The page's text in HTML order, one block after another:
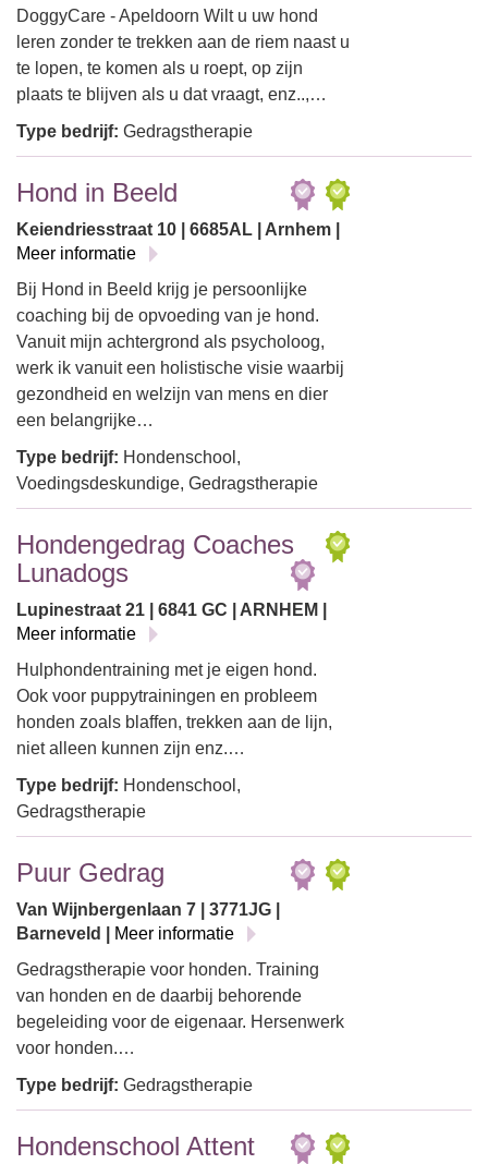
DoggyCare - Apeldoorn Wilt u uw hond
leren zonder te trekken aan de riem naast u
te lopen, te komen als u roept, op zijn
plaats te blijven als u dat vraagt, enz..,…
Type bedrijf: Gedragstherapie
Hond in Beeld
Keiendriesstraat 10 | 6685AL | Arnhem |
Meer informatie
Bij Hond in Beeld krijg je persoonlijke
coaching bij de opvoeding van je hond.
Vanuit mijn achtergrond als psycholoog,
werk ik vanuit een holistische visie waarbij
gezondheid en welzijn van mens en dier
een belangrijke…
Type bedrijf: Hondenschool,
Voedingsdeskundige, Gedragstherapie
Hondengedrag Coaches
Lunadogs
Lupinestraat 21 | 6841 GC | ARNHEM |
Meer informatie
Hulphondentraining met je eigen hond.
Ook voor puppytrainingen en probleem
honden zoals blaffen, trekken aan de lijn,
niet alleen kunnen zijn enz.…
Type bedrijf: Hondenschool,
Gedragstherapie
Puur Gedrag
Van Wijnbergenlaan 7 | 3771JG |
Barneveld |
Meer informatie
Gedragstherapie voor honden. Training
van honden en de daarbij behorende
begeleiding voor de eigenaar. Hersenwerk
voor honden.…
Type bedrijf: Gedragstherapie
Hondenschool Attent